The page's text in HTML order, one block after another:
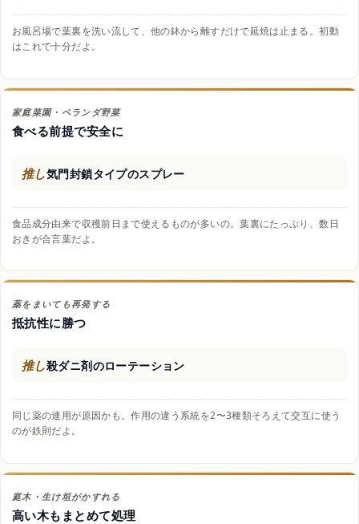
お風呂場で葉裏を洗い流して、他の鉢から離すだけで延焼は止まる。初動
はこれで十分だよ。
家庭菜園・ベランダ野菜
食べる前提で安全に
推し気門封鎖タイプのスプレー
食品成分由来で収穫前日まで使えるものが多いの。葉裏にたっぷり、数日
おきが合言葉だよ。
薬をまいても再発する
抵抗性に勝つ
推し殺ダニ剤のローテーション
同じ薬の連用が原因かも。作用の違う系統を2〜3種類そろえて交互に使う
のが鉄則だよ。
庭木・生け垣がかすれる
高い木もまとめて処理